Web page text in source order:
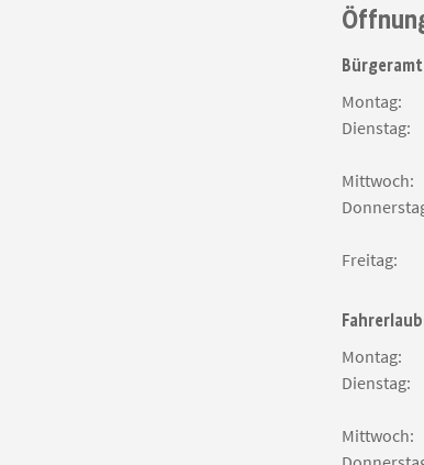
Bürgeramt
Montag:
Dienstag:
Mittwoch:
Freitag:
Montag:
Dienstag:
Mittwoch: